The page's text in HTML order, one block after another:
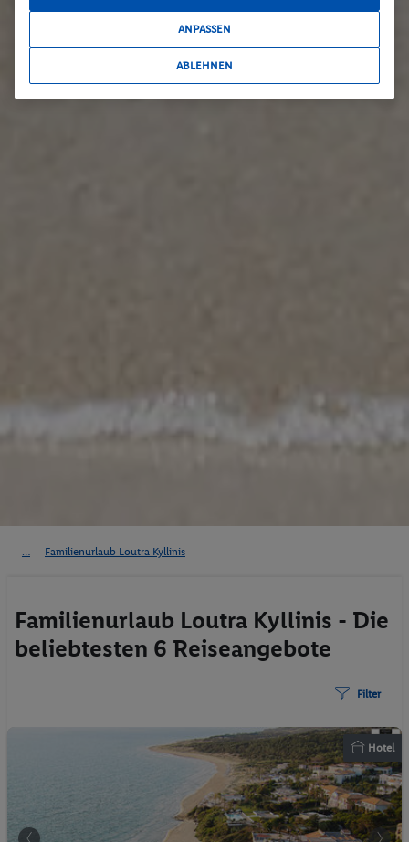
Familienurlaub Loutra Kyllinis
Familienurlaub Loutra Kyllinis - Die
beliebtesten 6 Reiseangebote
Filter
Hotel
ANPASSEN
ABLEHNEN